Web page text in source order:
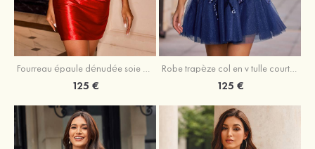
Fourreau épaule dénudée soie comme du satin courte/mini robe de fête de la rentrée
125 €
Robe trapèze col en v tulle courte/mini robe de fête de la rentrée avec poches paillettes
125 €